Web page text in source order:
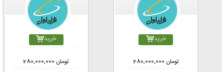
خرید
280,000,000 تومان
خرید
280,000,000 تومان